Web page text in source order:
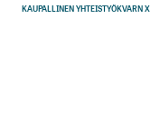
KAUPALLINEN YHTEISTYÖKVARN X